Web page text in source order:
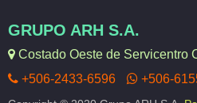
GRUPO ARH S.A.
Costado Oeste de Servicentro
+506-2433-6596
+506-